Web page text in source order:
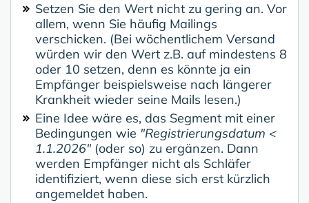
Setzen Sie den Wert nicht zu gering an. Vor
allem, wenn Sie häufig Mailings
verschicken. (Bei wöchentlichem Versand
würden wir den Wert z.B. auf mindestens 8
oder 10 setzen, denn es könnte ja ein
Empfänger beispielsweise nach längerer
Krankheit wieder seine Mails lesen.)
Eine Idee wäre es, das Segment mit einer
Bedingungen wie "Registrierungsdatum <
1.1.2026" (oder so) zu ergänzen. Dann
werden Empfänger nicht als Schläfer
identifiziert, wenn diese sich erst kürzlich
angemeldet haben.